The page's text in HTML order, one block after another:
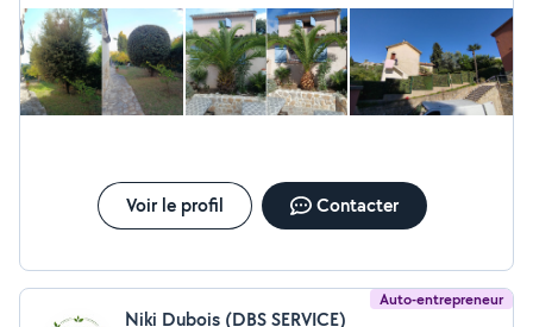
débroussaillage, élagage, nettoyage, création, pose de
clôture, pose de pavé, Bricoleur dans l'âme, je peux
aussi vous aider pour divers travaux du quotidien:
Maçonnerie, bricolage intérieur extérieur. Sérieux,
ponctuel et toujours à l'écoute, je m'adapte à vos
Voir le profil Contacter
Auto-entrepreneur
Niki Dubois (DBS SERVICE)